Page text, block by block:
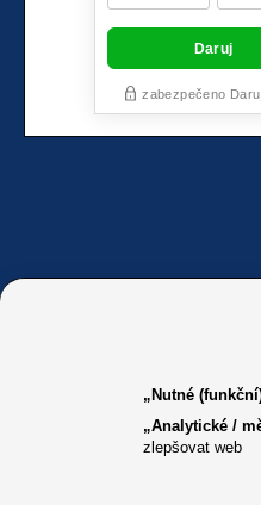
„Nutné
„Analytické /
zlepšovat web